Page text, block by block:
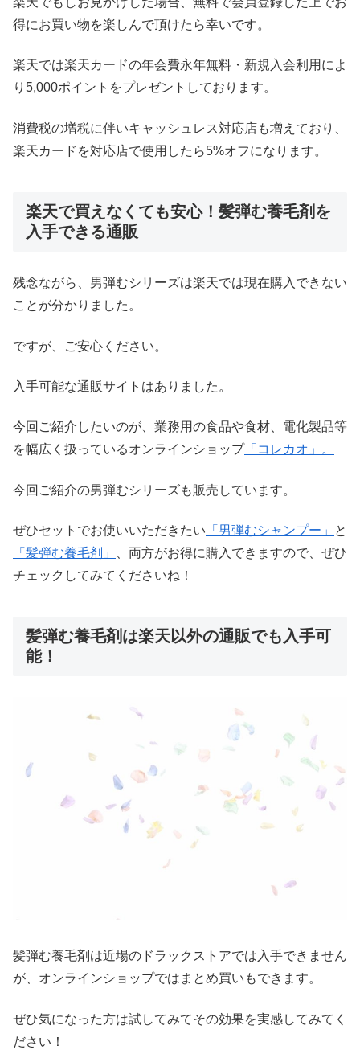
得にお買い物を楽しんで頂けたら幸いです。
楽天では楽天カードの年会費永年無料・新規入会利用によ
り5,000ポイントをプレゼントしております。
消費税の増税に伴いキャッシュレス対応店も増えており、
楽天カードを対応店で使用したら5%オフになります。
楽天で買えなくても安心！髪弾む養毛剤を
入手できる通販
残念ながら、男弾むシリーズは楽天では現在購入できない
ことが分かりました。
ですが、ご安心ください。
入手可能な通販サイトはありました。
今回ご紹介したいのが、業務用の食品や食材、電化製品等
を幅広く扱っているオンラインショップ「コレカオ」。
今回ご紹介の男弾むシリーズも販売しています。
ぜひセットでお使いいただきたい 「男弾むシャンプー」
と
「髪弾む養毛剤」
、両方がお得に購入できますので、ぜひ
チェックしてみてくださいね！
髪弾む養毛剤は楽天以外の通販でも入手可
能！
髪弾む養毛剤は近場のドラックストアでは入手できません
が、オンラインショップではまとめ買いもできます。
ぜひ気になった方は試してみてその効果を実感してみてく
ださい！